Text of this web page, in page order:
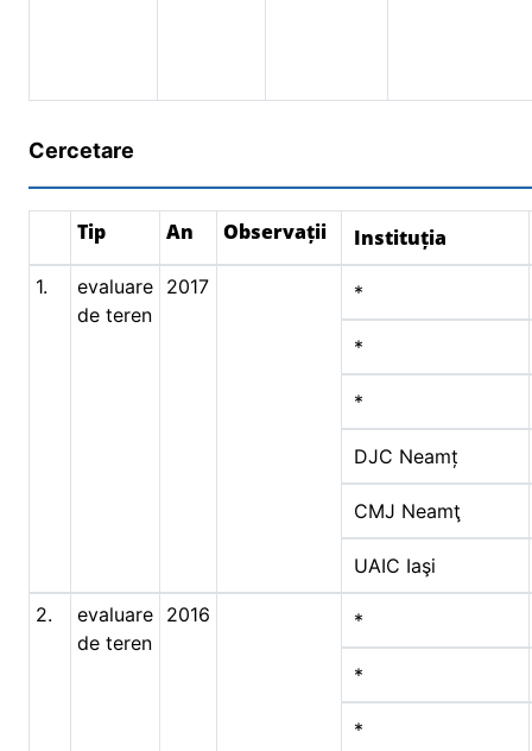
Cercetare
Tip An Observații Instituția
1.
evaluare
de teren
2017 *
*
*
DJC Neamț
CMJ Neamţ
UAIC Iaşi
2.
evaluare
de teren
2016 *
*
*